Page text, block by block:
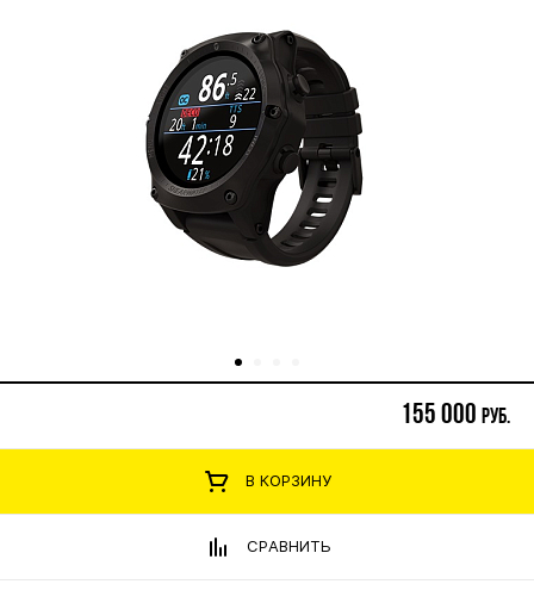
155 000 руб.
В КОРЗИНУ
СРАВНИТЬ